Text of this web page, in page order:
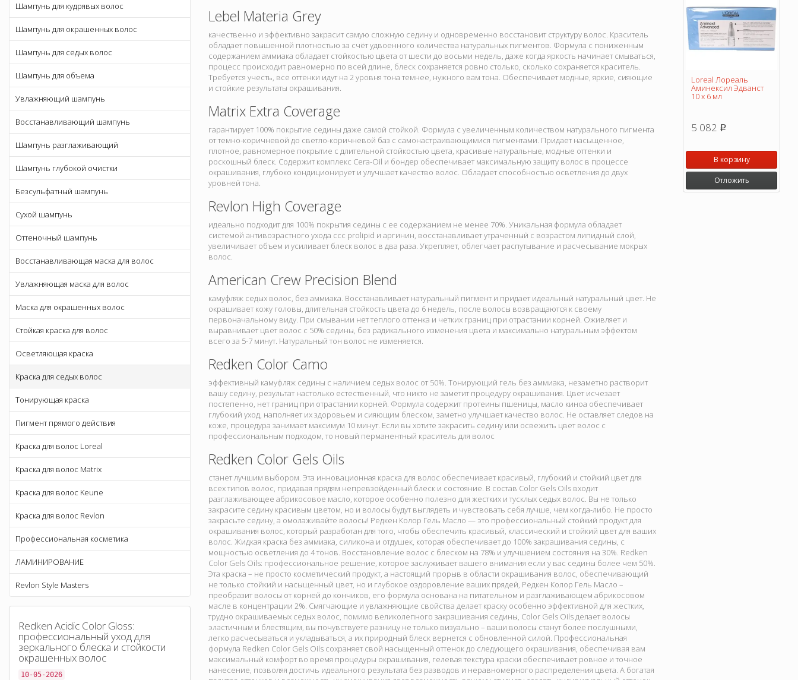
Шампунь для кудрявых волос
Шампунь для окрашенных волос
Шампунь для седых волос
Шампунь для объема
Увлажняющий шампунь
Восстанавливающий шампунь
Шампунь разглаживающий
Шампунь глубокой очистки
Безсульфатный шампунь
Сухой шампунь
Оттеночный шампунь
Восстанавливающая маска для волос
Увлажняющая маска для волос
Маска для окрашенных волос
Стойкая краска для волос
Осветляющая краска
Краска для седых волос
Тонирующая краска
Пигмент прямого действия
Краска для волос Loreal
Краска для волос Matrix
Краска для волос Keune
Краска для волос Revlon
Профессиональная косметика
ЛАМИНИРОВАНИЕ
Revlon Style Masters
Redken Acidic Color Gloss:
профессиональный уход для
зеркального блеска и стойкости
окрашенных волос
10-05-2026
Lebel Materia Grey
качественно и эффективно закрасит самую сложную седину и одновременно восстановит структуру волос. Краситель
обладает повышенной плотностью за счёт удвоенного количества натуральных пигментов. Формула с пониженным
содержанием аммиака обладает стойкостью цвета от шести до восьми недель, даже когда яркость начинает смываться,
процесс происходит равномерно по всей длине, блеск сохраняется ровно столько, сколько сохраняется краситель.
Требуется учесть, все оттенки идут на 2 уровня тона темнее, нужного вам тона. Обеспечивает модные, яркие, сияющие
и стойкие результаты окрашивания.
Matrix Extra Coverage
гарантирует 100% покрытие седины даже самой стойкой. Формула с увеличенным количеством натурального пигмента
от темно-коричневой до светло-коричневой баз с самонастраивающимися пигментами. Придает насыщенное,
плотное, равномерное покрытие с длительной стойкостью цвета, красивые натуральные, модные оттенки и
роскошный блеск. Содержит комплекс Cera-Oil и бондер обеспечивает максимальную защиту волос в процессе
окрашивания, глубоко кондиционирует и улучшает качество волос. Обладает способностью осветления до двух
уровней тона.
Revlon High Coverage
идеально подходит для 100% покрытия седины с ее содержанием не менее 70%. Уникальная формула обладает
системой антивозрастного ухода ccc prolipid и аргинин, восстанавливает утраченный с возрастом липидный слой,
увеличивает объем и усиливает блеск волос в два раза. Укрепляет, облегчает распутывание и расчесывание мокрых
волос.
American Crew Precision Blend
камуфляж седых волос, без аммиака. Восстанавливает натуральный пигмент и придает идеальный натуральный цвет. Не
окрашивает кожу головы, длительная стойкость цвета до 6 недель, после волосы возвращаются к своему
первоначальному виду. При смывании нет теплого оттенка и четких границ при отрастании корней. Оживляет и
выравнивает цвет волос с 50% седины, без радикального изменения цвета и максимально натуральным эффектом
всего за 5-7 минут. Натуральный тон волос не изменяется.
Redken Color Camo
эффективный камуфляж седины с наличием седых волос от 50%. Тонирующий гель без аммиака, незаметно растворит
вашу седину, результат настолько естественный, что никто не заметит процедуру окрашивания. Цвет исчезает
постепенно, нет границ при отрастании корней. Формула содержит протеины пшеницы, масло киноа обеспечивает
глубокий уход, наполняет их здоровьем и сияющим блеском, заметно улучшает качество волос. Не оставляет следов на
коже, процедура занимает максимум 10 минут. Если вы хотите закрасить седину или освежить цвет волос с
профессиональным подходом, то новый перманентный краситель для волос
Redken Color Gels Oils
станет лучшим выбором. Эта инновационная краска для волос обеспечивает красивый, глубокий и стойкий цвет для
всех типов волос, придавая прядям непревзойденный блеск и состояние. В состав Color Gels Oils входит
разглаживающее абрикосовое масло, которое особенно полезно для жестких и тусклых седых волос. Вы не только
закрасите седину красивым цветом, но и волосы будут выглядеть и чувствовать себя лучше, чем когда-либо. Не просто
закрасьте седину, а омолаживайте волосы! Редкен Колор Гель Масло — это профессиональный стойкий продукт для
окрашивания волос, который разработан для того, чтобы обеспечить красивый, классический и стойкий цвет для ваших
волос. Жидкая краска без аммиака, силикона и отдушек, которая обеспечивает до 100% закрашивания седины, с
мощностью осветления до 4 тонов. Восстановление волос с блеском на 78% и улучшением состояния на 30%. Redken
Color Gels Oils: профессиональное решение, которое заслуживает вашего внимания если у вас седины более чем 50%.
Эта краска – не просто косметический продукт, а настоящий прорыв в области окрашивания волос, обеспечивающий
не только стойкий и насыщенный цвет, но и глубокое оздоровление ваших прядей, Редкен Колор Гель Масло –
преобразит волосы от корней до кончиков, его формула основана на питательном и разглаживающем абрикосовом
масле в концентрации 2%. Смягчающие и увлажняющие свойства делает краску особенно эффективной для жестких,
трудно окрашиваемых седых волос, помимо великолепного закрашивания седины, Color Gels Oils делает волосы
эластичным и блестящим, вы почувствуете разницу не только визуально – ваши волосы станут более послушными,
легко расчесываться и укладываться, а их природный блеск вернется с обновленной силой. Профессиональная
формула Redken Color Gels Oils сохраняет свой насыщенный оттенок до следующего окрашивания, обеспечивая вам
максимальный комфорт во время процедуры окрашивания, гелевая текстура краски обеспечивает ровное и точное
нанесение, позволяя достичь идеального результата без разводов и неравномерного распределения цвета. А богатая
Loreal Лореаль
Аминексил Эдванст
10 х 6 мл
5 082 p
В корзину
Отложить